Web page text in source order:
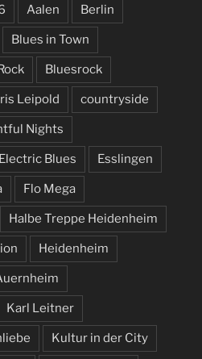
Aalen Berlin
Blues in Town
Bluesrock
Leipold countryside
Nights
Electric Blues Esslingen
Flo Mega
Halbe Treppe Heidenheim
Heidenheim
Karl Leitner
Kultur in der City